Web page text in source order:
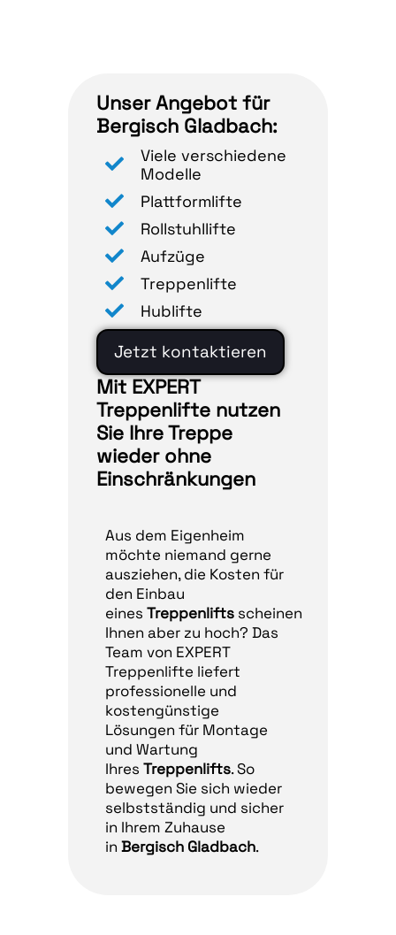
Unser Angebot für
Bergisch Gladbach:
Viele verschiedene
Modelle
Plattformlifte
Rollstuhllifte
Aufzüge
Treppenlifte
Hublifte
Jetzt kontaktieren
Mit EXPERT
Treppenlifte nutzen
Sie Ihre Treppe
wieder ohne
Einschränkungen
Aus dem Eigenheim
möchte niemand gerne
ausziehen, die Kosten für
den Einbau
einesTreppenlifts scheinen
Ihnen aber zu hoch? Das
Team von EXPERT
Treppenlifte liefert
professionelle und
kostengünstige
Lösungen für Montage
und Wartung
IhresTreppenlifts. So
bewegen Sie sich wieder
selbstständig und sicher
in Ihrem Zuhause
inBergisch Gladbach.